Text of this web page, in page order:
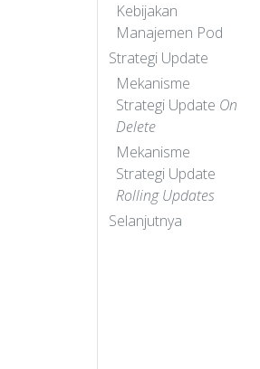
Kebijakan
Manajemen Pod
Strategi Update
Mekanisme
Strategi Update On
Delete
Mekanisme
Strategi Update
Rolling Updates
Selanjutnya